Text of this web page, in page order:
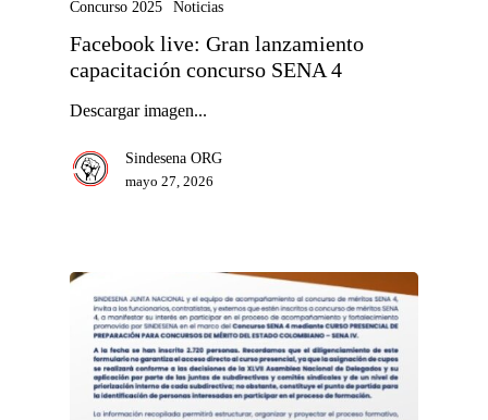
Concurso 2025 Noticias
Facebook live: Gran lanzamiento
capacitación concurso SENA 4
Descargar imagen...
Sindesena ORG
mayo 27, 2026